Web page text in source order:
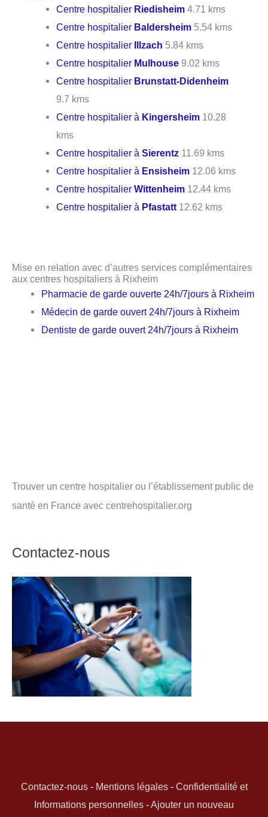
Centre hospitalier Riedisheim 4.71 kms
Centre hospitalier Baldersheim 5.54 kms
Centre hospitalier Illzach 5.84 kms
Centre hospitalier Mulhouse 9.02 kms
Centre hospitalier Brunstatt-Didenheim
9.7 kms
Centre hospitalier à Kingersheim 10.28
kms
Centre hospitalier àSierentz 11.69 kms
Centre hospitalier à Ensisheim 12.06 kms
Centre hospitalierWittenheim 12.44 kms
Centre hospitalier à Pfastatt 12.62 kms
Mise en relation avec d’autres services complémentaires
aux centres hospitaliers à Rixheim
Pharmacie de garde ouverte 24h/7jours à Rixheim
Médecin de garde ouvert 24h/7jours à Rixheim
Dentiste de garde ouvert 24h/7jours à Rixheim
Trouver un centre hospitalier ou l’établissement public de
santé en France avec centrehospitalier.org
Contactez-nous
Contactez-nous- Mentions légales- Confidentialité et
Informations personnelles - Ajouter un nouveau